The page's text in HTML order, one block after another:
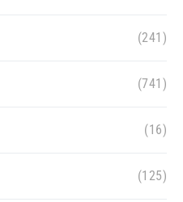
(241)
(741)
(16)
(125)